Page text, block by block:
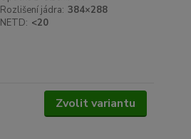
Rozlišení jádra: 384×288
NETD: <20
Zvolit variantu